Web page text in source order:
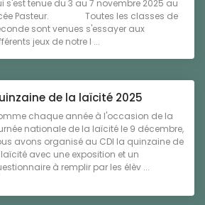
s'est tenue du 3 au 7 novembre 2025 au
Pasteur. Toutes les classes de
sont venues s'essayer aux
jeux de notre l ...
de la laïcité 2025
chaque année à l'occasion de la
nationale de la laïcité le 9 décembre,
avons organisé au CDI la quinzaine de
avec une exposition et un
à remplir par les élèv ...